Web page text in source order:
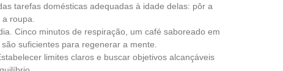
tarefas domésticas adequadas à idade delas: pôr a
roupa.
Cinco minutos de respiração, um café saboreado em
suficientes para regenerar a mente.
limites claros e buscar objetivos alcançáveis